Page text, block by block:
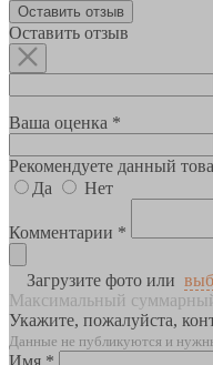
Оставить отзыв
Оставить отзыв
Ваша оценка *
Рекомендуете данный
Да
Нет
Комментарии *
Загрузите фото или
Максимальный
Укажите, пожалуйста,
Данные не публикуются и
Имя *